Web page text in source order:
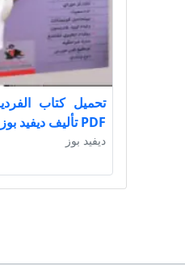
تحميل كتاب
PDF تأليف ديفيد بوز كامل مجانا
ديفيد بوز